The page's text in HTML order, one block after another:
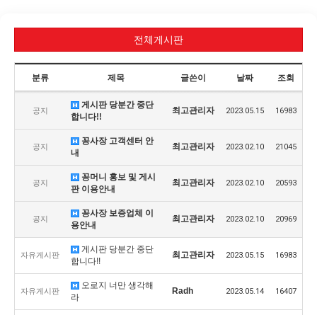
전체게시판
분류 제목 글쓴이 날짜 조회
공지
게시판 당분간 중단
합니다!!
최고관리자 2023.05.15 16983
공지
꽁사장 고객센터 안
내
최고관리자 2023.02.10 21045
공지
꽁머니 홍보 및 게시
판 이용안내
최고관리자 2023.02.10 20593
공지
꽁사장 보증업체 이
용안내
최고관리자 2023.02.10 20969
자유게시판
게시판 당분간 중단
합니다!!
최고관리자 2023.05.15 16983
자유게시판
오로지 너만 생각해
라
Radh 2023.05.14 16407